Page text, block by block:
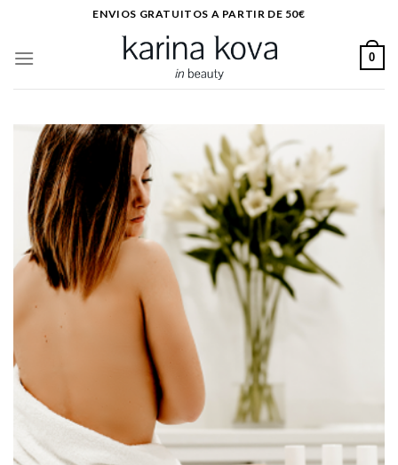
contenido
ENVIOS GRATUITOS A PARTIR DE 50€
0